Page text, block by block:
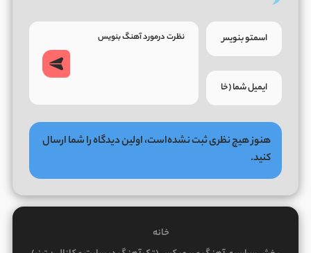
هنوز هیچ نظری ثبت نشده‌است، اولین دیدگاه را شما ارسال
کنید.
خانه